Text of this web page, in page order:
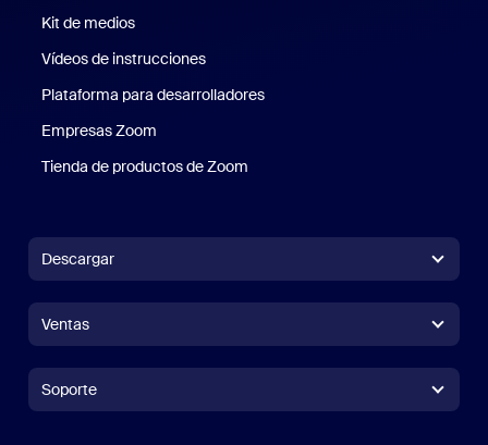
Kit de medios
Vídeos de instrucciones
Plataforma para desarrolladores
Empresas Zoom
Tienda de productos de Zoom
Descargar
Aplicación Zoom RoomsAplicación Zoom Rooms
Zoom Rooms Controller
Ventas
Contacto con ventas
Soporte
Soporte